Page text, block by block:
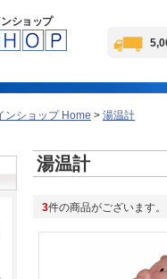
ショップ
ンショップ Home > 湯温計
湯温計
3件の商品がございます。